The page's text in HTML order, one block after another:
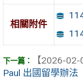
相關附件
【2026-02-
Paul 出國留學辦法